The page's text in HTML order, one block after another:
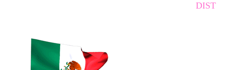
DISTRIBUIDOR